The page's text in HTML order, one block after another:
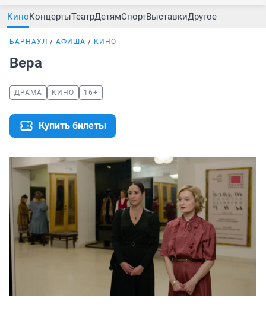
КиноКонцертыТеатрДетямСпортВыставкиДругое
БАРНАУЛ АФИША КИНО
Вера
ДРАМА КИНО 16+
Купить билеты